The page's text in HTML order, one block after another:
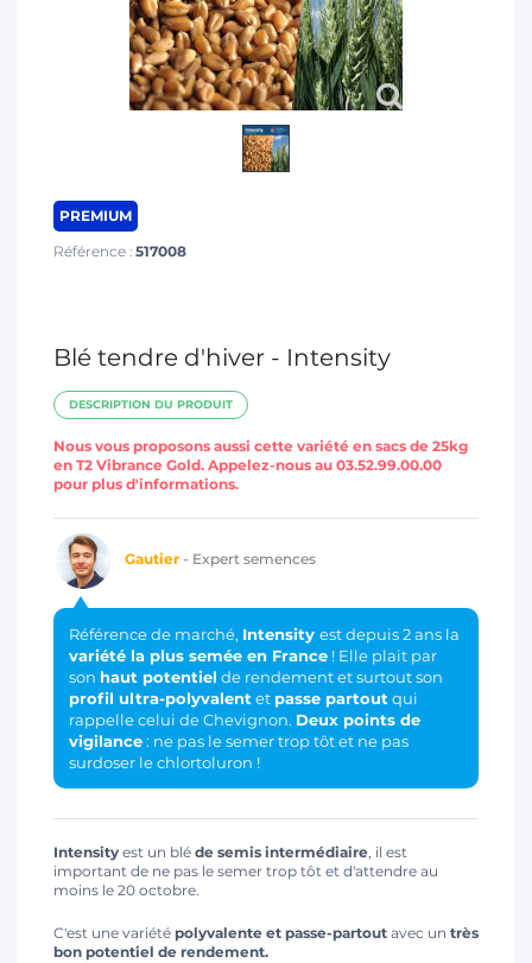
PREMIUM
Référence : 517008
Blé tendre d'hiver - Intensity
DESCRIPTION DU PRODUIT
Nous vous proposons aussi cette variété en sacs de 25kg
en T2 Vibrance Gold. Appelez-nous au 03.52.99.00.00
pour plus d'informations.
Gautier - Expert semences
Référence de marché, Intensity est depuis 2 ans la
variété la plus semée en France ! Elle plait par
son haut potentiel de rendement et surtout son
profil ultra-polyvalentet passe partoutqui
rappelle celui de Chevignon. Deux points de
vigilance: ne pas le semer trop tôt et ne pas
surdoser le chlortoluron !
Intensity est un blé de semis intermédiaire, il est
important de ne pas le semer trop tôt et d'attendre au
moins le 20 octobre.
C'est une variété polyvalente et passe-partout avec un très
bon potentiel de rendement.